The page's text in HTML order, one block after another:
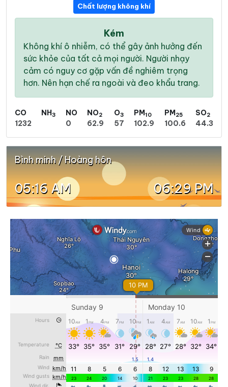
Chất lượng không khí
Kém
Không khí ô nhiễm, có thể gây ảnh hưởng đến
sức khỏe của tất cả mọi người. Người nhạy
cảm có nguy cơ gặp vấn đề nghiêm trọng
hơn. Nên hạn chế ra ngoài và đeo khẩu trang.
CO
1232
NH3
NO
0
NO2
62.9
O3
57
PM10
102.9
PM25
100.6
SO2
44.3
Bình minh / Hoàng hôn
05:16 AM 06:29 PM